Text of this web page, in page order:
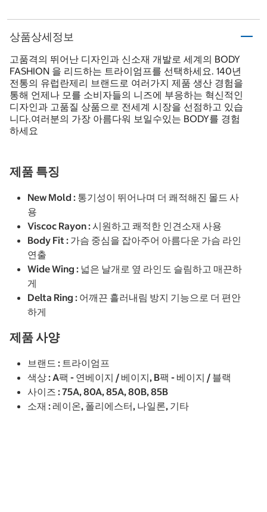
상품상세정보
고품격의 뛰어난 디자인과 신소재 개발로 세계의 BODY
FASHION 을 리드하는 트라이엄프를 선택하세요. 140년
전통의 유럽란제리 브랜드로 여러가지 제품 생산 경험을
통해 언제나 모를 소비자들의 니즈에 부응하는 혁신적인
디자인과 고품질 상품으로 전세계 시장을 선점하고 있습
니다.여러분의 가장 아름다워 보일수있는 BODY를 경험
하세요
제품 특징
New Mold : 통기성이 뛰어나며 더 쾌적해진 몰드 사
용
Viscoc Rayon : 시원하고 쾌적한 인견소재 사용
Body Fit : 가슴 중심을 잡아주어 아름다운 가슴 라인
연출
Wide Wing : 넓은 날개로 옆 라인도 슬림하고 매끈하
게
Delta Ring : 어깨끈 흘러내림 방지 기능으로 더 편안
하게
제품 사양
브랜드 : 트라이엄프
색상 : A팩 - 연베이지 / 베이지, B팩 - 베이지 / 블랙
사이즈 : 75A, 80A, 85A, 80B, 85B
소재 : 레이온, 폴리에스터, 나일론, 기타